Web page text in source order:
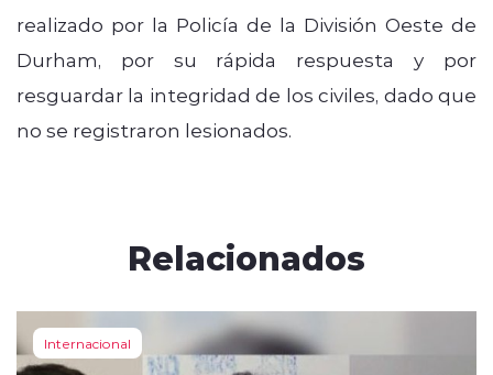
realizado por la Policía de la División Oeste de
Durham, por su rápida respuesta y por
resguardar la integridad de los civiles, dado que
no se registraron lesionados.
Relacionados
Internacional